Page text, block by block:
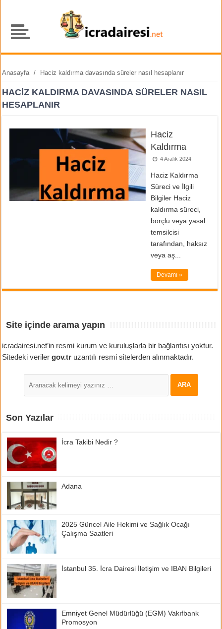
Anasayfa / Haciz kaldırma davasında süreler nasıl hesaplanır
HACIZ KALDIRMA DAVASINDA SÜRELER NASIL
HESAPLANIR
Haciz
Kaldırma
4 Aralık 2024
Haciz Kaldırma
Süreci ve İlgili
Bilgiler Haciz
kaldırma süreci,
borçlu veya yasal
temsilcisi
tarafından, haksız
veya aş...
Devamı »
Site içinde arama yapın
icradairesi.net’in resmi kurum ve kuruluşlarla bir bağlantısı yoktur.
Sitedeki verilergov.tr uzantılı resmi sitelerden alınmaktadır.
Son Yazılar
İcra Takibi Nedir ?
Adana
2025 Güncel Aile Hekimi ve Sağlık Ocağı
Çalışma Saatleri
İstanbul 35. İcra Dairesi İletişim ve IBAN Bilgileri
Emniyet Genel Müdürlüğü (EGM) Vakıfbank
Promosyon